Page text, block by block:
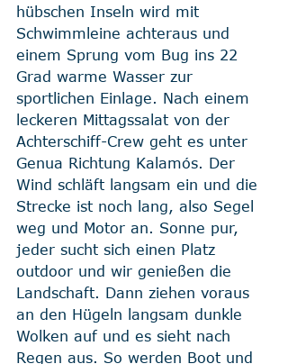
hübschen Inseln wird mit
Schwimmleine achteraus und
einem Sprung vom Bug ins 22
Grad warme Wasser zur
sportlichen Einlage. Nach einem
leckeren Mittagssalat von der
Achterschiff-Crew geht es unter
Genua Richtung Kalamós. Der
Wind schläft langsam ein und die
Strecke ist noch lang, also Segel
weg und Motor an. Sonne pur,
jeder sucht sich einen Platz
outdoor und wir genießen die
Landschaft. Dann ziehen voraus
an den Hügeln langsam dunkle
Wolken auf und es sieht nach
Regen aus. So werden Boot und